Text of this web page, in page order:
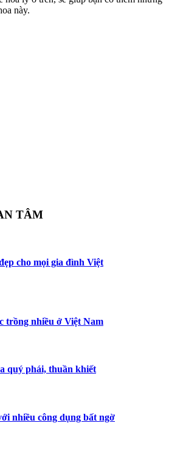
này.
TÂM
cho mọi gia đình Việt
trồng nhiều ở Việt Nam
quý phái, thuần khiết
nhiều công dụng bất ngờ